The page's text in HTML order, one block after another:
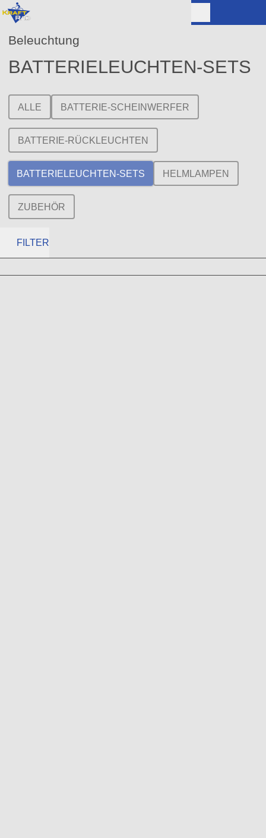
Beleuchtung
BATTERIELEUCHTEN-SETS
ALLE BATTERIE-SCHEINWERFER
BATTERIE-RÜCKLEUCHTEN
BATTERIELEUCHTEN-SETS HELMLAMPEN
ZUBEHÖR
FILTER